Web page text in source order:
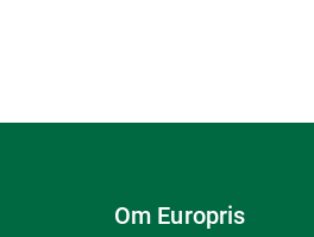
Om Europris